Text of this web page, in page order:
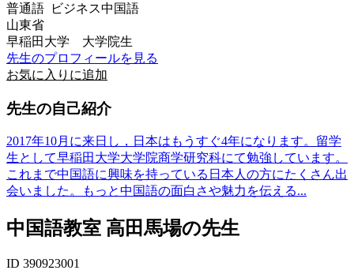
普通語 ビジネス中国語
山東省
早稲田大学 大学院生
先生のプロフィールを見る
お気に入りに追加
先生の自己紹介
2017年10月に来日し，日本はもうすぐ4年になります。留学
生として早稲田大学大学院商学研究科にて勉強しています。
これまで中国語に興味を持っている日本人の方にたくさん出
会いました。もっと中国語の面白さや魅力を伝える...
中国語教室 高田馬場の先生
ID 390923001